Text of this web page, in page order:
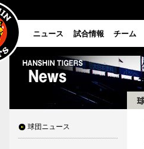
ニュース 試合情報 チーム
球団ニュース